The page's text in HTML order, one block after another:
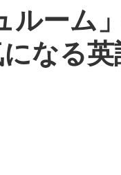
ルーム
なる英